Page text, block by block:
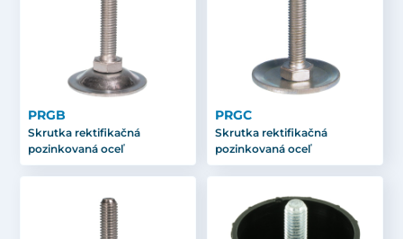
PRGB
Skrutka rektifikačná
pozinkovaná oceľ
PRGC
Skrutka rektifikačná
pozinkovaná oceľ